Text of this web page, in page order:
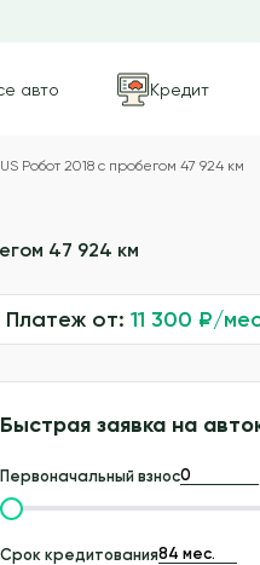
авто Кредит
Робот 2018 с пробегом 47 924 км
47 924 км
Платеж от: 11 300 ₽/
Быстрая заявка на
Первоначальный взнос
Срок кредитования